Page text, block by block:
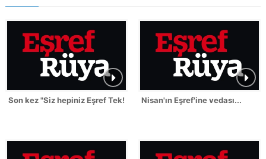
Son kez "Siz hepiniz Eşref Tek!" Nisan'ın Eşref'ine vedası...